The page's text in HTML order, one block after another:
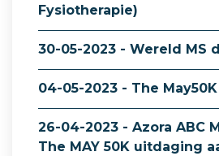
Fysiotherapie)
30-05-2023 - Wereld MS
04-05-2023 - The
26-04-2023 - Azora ABC
The MAY 50K uitdaging